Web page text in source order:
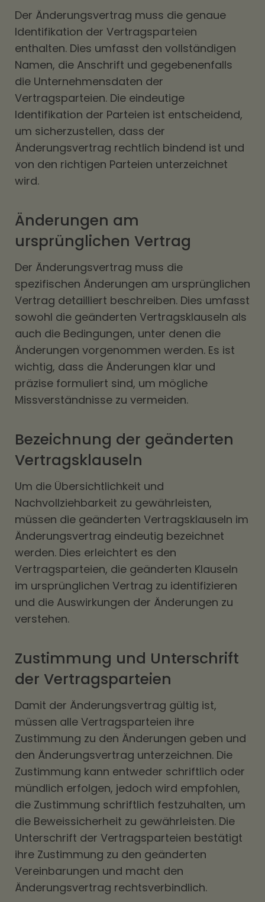
Der Änderungsvertrag muss die genaue
Identifikation der Vertragsparteien
enthalten. Dies umfasst den vollständigen
Namen, die Anschrift und gegebenenfalls
die Unternehmensdaten der
Vertragsparteien. Die eindeutige
Identifikation der Parteien ist entscheidend,
um sicherzustellen, dass der
Änderungsvertrag rechtlich bindend ist und
von den richtigen Parteien unterzeichnet
wird.
Änderungen am
ursprünglichen Vertrag
Der Änderungsvertrag muss die
spezifischen Änderungen am ursprünglichen
Vertrag detailliert beschreiben. Dies umfasst
sowohl die geänderten Vertragsklauseln als
auch die Bedingungen, unter denen die
Änderungen vorgenommen werden. Es ist
wichtig, dass die Änderungen klar und
präzise formuliert sind, um mögliche
Missverständnisse zu vermeiden.
Bezeichnung der geänderten
Vertragsklauseln
Um die Übersichtlichkeit und
Nachvollziehbarkeit zu gewährleisten,
müssen die geänderten Vertragsklauseln im
Änderungsvertrag eindeutig bezeichnet
werden. Dies erleichtert es den
Vertragsparteien, die geänderten Klauseln
im ursprünglichen Vertrag zu identifizieren
und die Auswirkungen der Änderungen zu
verstehen.
Zustimmung und Unterschrift
der Vertragsparteien
Damit der Änderungsvertrag gültig ist,
müssen alle Vertragsparteien ihre
Zustimmung zu den Änderungen geben und
den Änderungsvertrag unterzeichnen. Die
Zustimmung kann entweder schriftlich oder
mündlich erfolgen, jedoch wird empfohlen,
die Zustimmung schriftlich festzuhalten, um
die Beweissicherheit zu gewährleisten. Die
Unterschrift der Vertragsparteien bestätigt
ihre Zustimmung zu den geänderten
Vereinbarungen und macht den
Änderungsvertrag rechtsverbindlich.